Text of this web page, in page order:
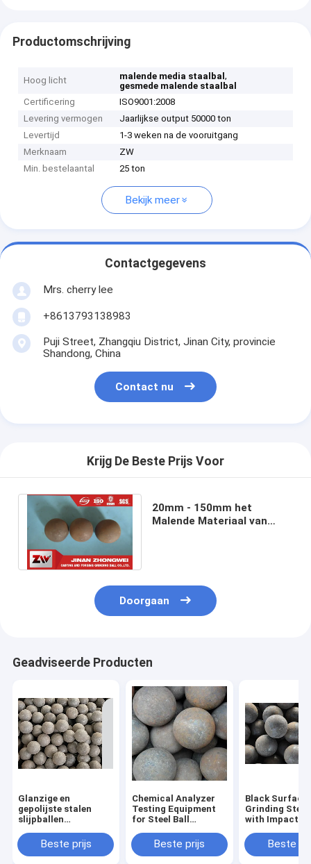
Productomschrijving
Hoog licht malende media staalbal,
gesmede malende staalbal
Certificering
ISO9001:2008
Levering vermogen
Jaarlijkse output 50000 ton
Levertijd
1-3 weken na de vooruitgang
Merknaam
ZW
Min. bestelaantal
25 ton
Bekijk meer
Contactgegevens
Mrs. cherry lee
+8613793138983
Puji Street, Zhangqiu District, Jinan City, provincie
Shandong, China
Contact nu
Krijg De Beste Prijs Voor
20mm - 150mm het
Malende Materiaal van
Doorgaan
Geadviseerde Producten
Glanzige en
gepolijste stalen
slijpballen
slijpmiddelen voor
verbeterde
Beste prijs
Chemical Analyzer
Testing Equipment
for Steel Ball
Line Forging And
Rolling
Beste prijs
Black Surface
Grinding Steel
with Impact
J/cm2 and
1%
Beste